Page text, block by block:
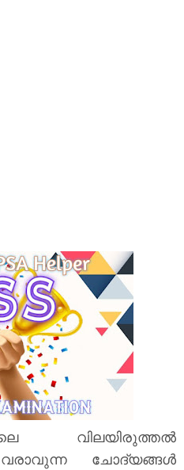
വിലയിരുത്തൽ
ചോദ്യങ്ങൾ